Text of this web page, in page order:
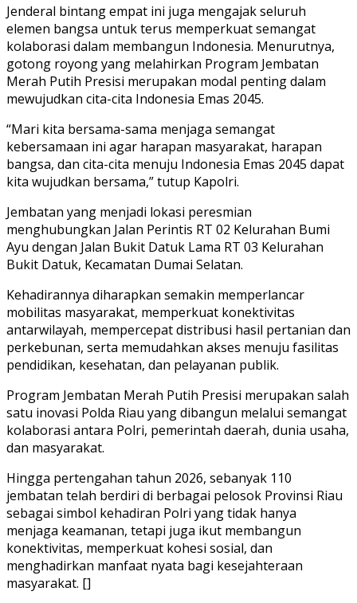
Jenderal bintang empat ini juga mengajak seluruh
elemen bangsa untuk terus memperkuat semangat
kolaborasi dalam membangun Indonesia. Menurutnya,
gotong royong yang melahirkan Program Jembatan
Merah Putih Presisi merupakan modal penting dalam
mewujudkan cita-cita Indonesia Emas 2045.
“Mari kita bersama-sama menjaga semangat
kebersamaan ini agar harapan masyarakat, harapan
bangsa, dan cita-cita menuju Indonesia Emas 2045 dapat
kita wujudkan bersama,” tutup Kapolri.
Jembatan yang menjadi lokasi peresmian
menghubungkan Jalan Perintis RT 02 Kelurahan Bumi
Ayu dengan Jalan Bukit Datuk Lama RT 03 Kelurahan
Bukit Datuk, Kecamatan Dumai Selatan.
Kehadirannya diharapkan semakin memperlancar
mobilitas masyarakat, memperkuat konektivitas
antarwilayah, mempercepat distribusi hasil pertanian dan
perkebunan, serta memudahkan akses menuju fasilitas
pendidikan, kesehatan, dan pelayanan publik.
Program Jembatan Merah Putih Presisi merupakan salah
satu inovasi Polda Riau yang dibangun melalui semangat
kolaborasi antara Polri, pemerintah daerah, dunia usaha,
dan masyarakat.
Hingga pertengahan tahun 2026, sebanyak 110
jembatan telah berdiri di berbagai pelosok Provinsi Riau
sebagai simbol kehadiran Polri yang tidak hanya
menjaga keamanan, tetapi juga ikut membangun
konektivitas, memperkuat kohesi sosial, dan
menghadirkan manfaat nyata bagi kesejahteraan
masyarakat. []